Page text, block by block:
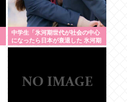
中学生「氷河期世代が社会の中心
になったら日本が衰退した 氷河期
世代が社会の癌！」Xで1万いいね